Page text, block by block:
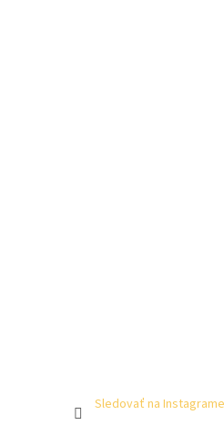
Sledovať na Instagrame